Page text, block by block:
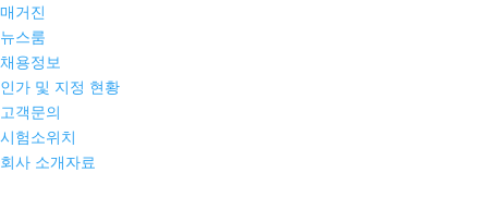
매거진
뉴스룸
채용정보
인가 및 지정 현황
고객문의
시험소위치
회사 소개자료